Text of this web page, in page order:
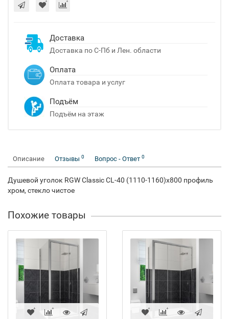
Доставка
Доставка по С-Пб и Лен. области
Оплата
Оплата товара и услуг
Подъём
Подъём на этаж
Описание Отзывы 0 Вопрос - Ответ 0
Душевой уголок RGW Classic CL-40 (1110-1160)х800 профиль
хром, стекло чистое
Похожие товары